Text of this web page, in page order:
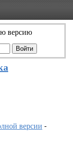
версию
версии -